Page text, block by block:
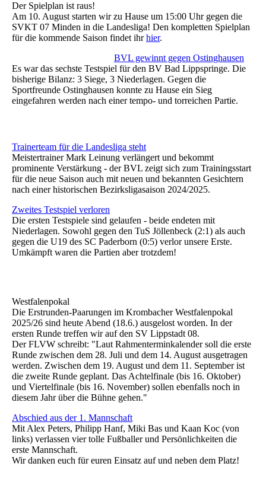
Der Spielplan ist raus!
Am 10. August starten wir zu Hause um 15:00 Uhr gegen die
SVKT 07 Minden in die Landesliga! Den kompletten Spielplan
für die kommende Saison findet ihrhier.
BVL gewinnt gegen Ostinghausen
Es war das sechste Testspiel für den BV Bad Lippspringe. Die
bisherige Bilanz: 3 Siege, 3 Niederlagen. Gegen die
Sportfreunde Ostinghausen konnte zu Hause ein Sieg
eingefahren werden nach einer tempo- und torreichen Partie.
Trainerteam für die Landesliga steht
Meistertrainer Mark Leinung verlängert und bekommt
prominente Verstärkung - der BVL zeigt sich zum Trainingsstart
für die neue Saison auch mit neuen und bekannten Gesichtern
nach einer historischen Bezirksligasaison 2024/2025.
Zweites Testspiel verloren
Die ersten Testspiele sind gelaufen - beide endeten mit
Niederlagen. Sowohl gegen den TuS Jöllenbeck (2:1) als auch
gegen die U19 des SC Paderborn (0:5) verlor unsere Erste.
Umkämpft waren die Partien aber trotzdem!
Westfalenpokal
Die Erstrunden-Paarungen im Krombacher Westfalenpokal
2025/26 sind heute Abend (18.6.) ausgelost worden. In der
ersten Runde treffen wir auf den SV Lippstadt 08.
Der FLVW schreibt: "Laut Rahmenterminkalender soll die erste
Runde zwischen dem 28. Juli und dem 14. August ausgetragen
werden. Zwischen dem 19. August und dem 11. September ist
die zweite Runde geplant. Das Achtelfinale (bis 16. Oktober)
und Viertelfinale (bis 16. November) sollen ebenfalls noch in
diesem Jahr über die Bühne gehen."
Abschied aus der 1. Mannschaft
Mit Alex Peters, Philipp Hanf, Miki Bas und Kaan Koc (von
links) verlassen vier tolle Fußballer und Persönlichkeiten die
erste Mannschaft.
Wir danken euch für euren Einsatz auf und neben dem Platz!